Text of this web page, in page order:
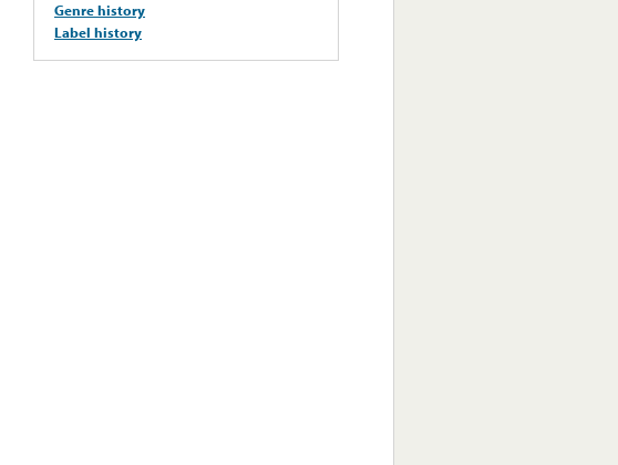
Genre history
Label history